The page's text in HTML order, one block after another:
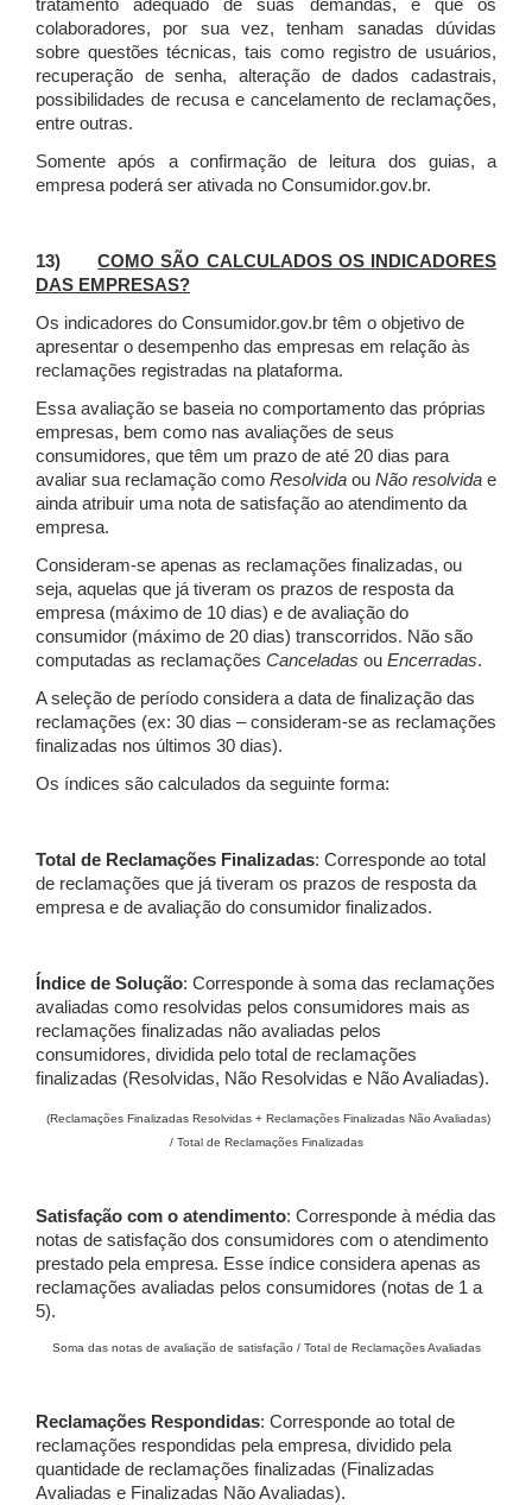
tratamento adequado de suas demandas, e que os
colaboradores, por sua vez, tenham sanadas dúvidas
sobre questões técnicas, tais como registro de usuários,
recuperação de senha, alteração de dados cadastrais,
possibilidades de recusa e cancelamento de reclamações,
entre outras.
Somente após a confirmação de leitura dos guias, a
empresa poderá ser ativada no Consumidor.gov.br.
13)COMO SÃO CALCULADOS OS INDICADORES
DAS EMPRESAS?
Os indicadores do Consumidor.gov.br têm o objetivo de
apresentar o desempenho das empresas em relação às
reclamações registradas na plataforma.
Essa avaliação se baseia no comportamento das próprias
empresas, bem como nas avaliações de seus
consumidores, que têm um prazo de até 20 dias para
avaliar sua reclamação como Resolvida ou Não resolvida e
ainda atribuir uma nota de satisfação ao atendimento da
empresa.
Consideram-se apenas as reclamações finalizadas, ou
seja, aquelas que já tiveram os prazos de resposta da
empresa (máximo de 10 dias) e de avaliação do
consumidor (máximo de 20 dias) transcorridos. Não são
computadas as reclamações Canceladas ou Encerradas.
A seleção de período considera a data de finalização das
reclamações (ex: 30 dias – consideram-se as reclamações
finalizadas nos últimos 30 dias).
Os índices são calculados da seguinte forma:
Total de Reclamações Finalizadas: Corresponde ao total
de reclamações que já tiveram os prazos de resposta da
empresa e de avaliação do consumidor finalizados.
Índice de Solução: Corresponde à soma das reclamações
avaliadas como resolvidas pelos consumidores mais as
reclamações finalizadas não avaliadas pelos
consumidores, dividida pelo total de reclamações
finalizadas (Resolvidas, Não Resolvidas e Não Avaliadas).
(Reclamações Finalizadas Resolvidas + Reclamações Finalizadas Não Avaliadas)
/ Total de Reclamações Finalizadas
Satisfação com o atendimento: Corresponde à média das
notas de satisfação dos consumidores com o atendimento
prestado pela empresa. Esse índice considera apenas as
reclamações avaliadas pelos consumidores (notas de 1 a
5).
Soma das notas de avaliação de satisfação / Total de Reclamações Avaliadas
Reclamações Respondidas: Corresponde ao total de
reclamações respondidas pela empresa, dividido pela
quantidade de reclamações finalizadas (Finalizadas
Avaliadas e Finalizadas Não Avaliadas).